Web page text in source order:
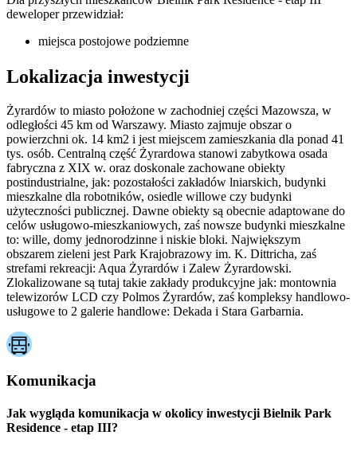
deweloper przewidział:
miejsca postojowe podziemne
Lokalizacja inwestycji
Żyrardów to miasto położone w zachodniej części Mazowsza, w
odległości 45 km od Warszawy. Miasto zajmuje obszar o
powierzchni ok. 14 km2 i jest miejscem zamieszkania dla ponad 41
tys. osób. Centralną część Żyrardowa stanowi zabytkowa osada
fabryczna z XIX w. oraz doskonale zachowane obiekty
postindustrialne, jak: pozostałości zakładów lniarskich, budynki
mieszkalne dla robotników, osiedle willowe czy budynki
użyteczności publicznej. Dawne obiekty są obecnie adaptowane do
celów usługowo-mieszkaniowych, zaś nowsze budynki mieszkalne
to: wille, domy jednorodzinne i niskie bloki. Największym
obszarem zieleni jest Park Krajobrazowy im. K. Dittricha, zaś
strefami rekreacji: Aqua Żyrardów i Zalew Żyrardowski.
Zlokalizowane są tutaj takie zakłady produkcyjne jak: montownia
telewizorów LCD czy Polmos Żyrardów, zaś kompleksy handlowo-
usługowe to 2 galerie handlowe: Dekada i Stara Garbarnia.
Komunikacja
Jak wygląda komunikacja w okolicy inwestycji Bielnik Park
Residence - etap III?